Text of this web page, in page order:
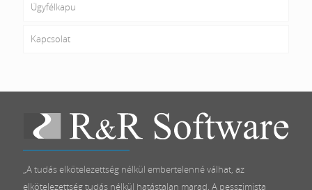
Ügyfélkapu
Kapcsolat
„A tudás elkötelezettség nélkül embertelenné válhat, az
elkötelezettség tudás nélkül hatástalan marad. A pesszimista